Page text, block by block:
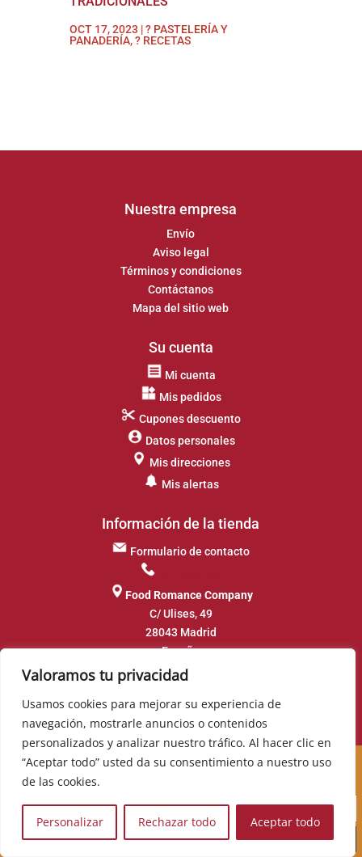
Valoramos tu privacidad
Usamos cookies para mejorar su experiencia de
navegación, mostrarle anuncios o contenidos
personalizados y analizar nuestro tráfico. Al hacer clic en
“Aceptar todo” usted da su consentimiento a nuestro uso
de las cookies.
Personalizar Rechazar todo Aceptar todo
OCT 17, 2023 |? PASTELERÍA Y
PANADERÍA,? RECETAS
Nuestra empresa
Envío
Aviso legal
Términos y condiciones
Contáctanos
Mapa del sitio web
Su cuenta
Mi cuenta
Mis pedidos
Cupones descuento
Datos personales
Mis direcciones
Mis alertas
Información de la tienda
Formulario de contacto
Food Romance Company
C/ Ulises, 49
28043 Madrid
España
Cursos, novedades, promociones y mucho más. Sé el